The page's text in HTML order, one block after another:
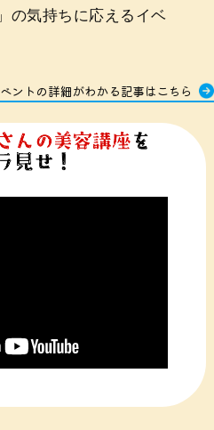
の気持ちに応えるイベ
ントの詳細がわかる記事はこちら